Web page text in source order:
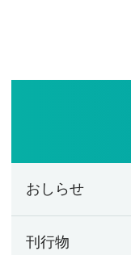
おしらせ
刊行物